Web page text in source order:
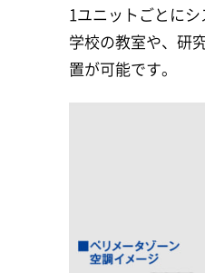
1ユニットごとに
学校の教室や、研
置が可能です。